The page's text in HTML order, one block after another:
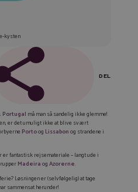
kysten
DEL
LINKEDIN
E-MAIL
KOPIER LINK
Portugal må man så sandelig ikke glemme!
er det umuligt ikke at blive svært
Portoog Lissabonog strandene i
er fantastisk rejsemateriale – langt ude i
MadeiraogAzorerne.
Løsningen er (selvfølgelig) at tage
sammensat herunder!